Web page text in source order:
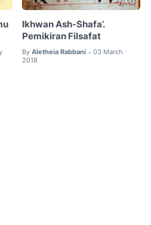
Ikhwan Ash-Shafa’.
Pemikiran Filsafat
By Aletheia Rabbani • 03 March
2018